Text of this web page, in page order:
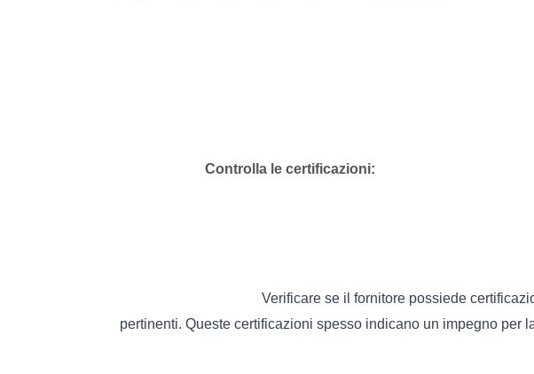
Controlla le certificazioni:
Verificare se il fornitore possiede
pertinenti. Queste certificazioni spesso indicano un impegno per